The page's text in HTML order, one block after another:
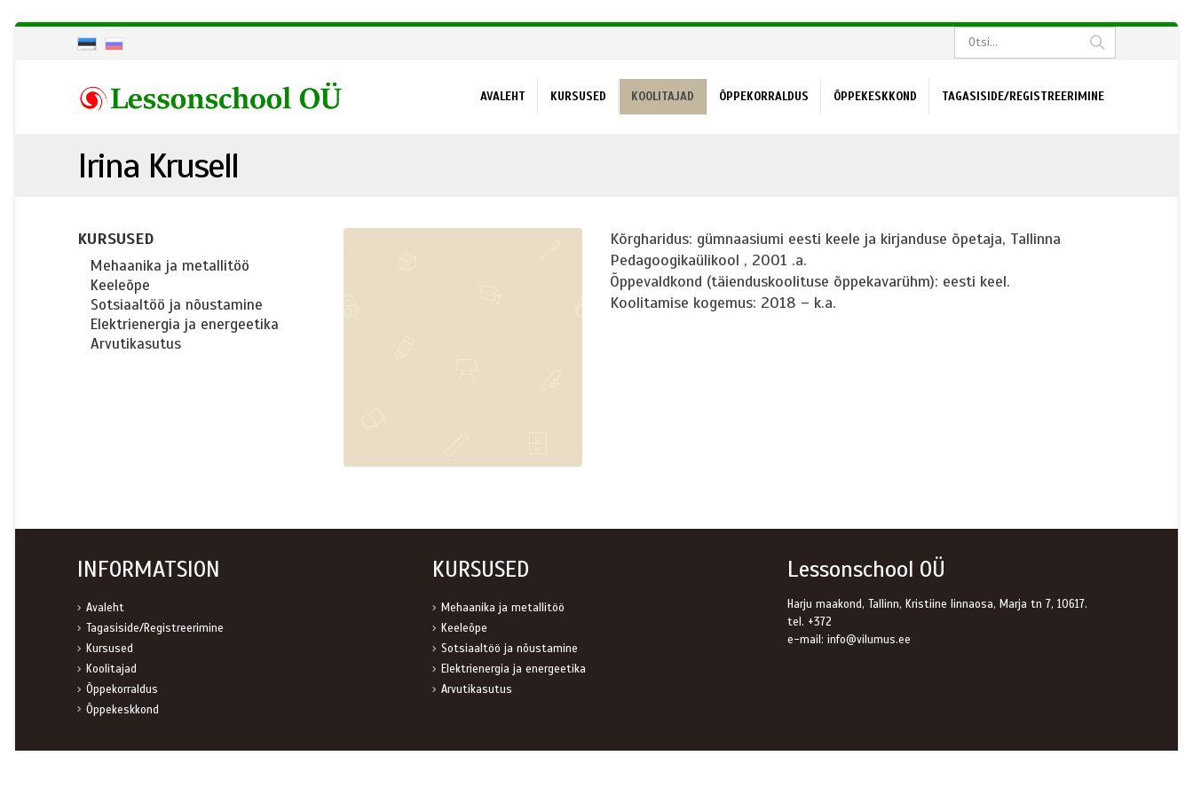
AVALEHT KURSUSED KOOLITAJAD ÕPPEKORRALDUS ÕPPEKESKKOND TAGASISIDE/REGISTREERIMINE
Irina Krusell
Kõrgharidus: gümnaasiumi eesti keele ja kirjanduse õpetaja, Tallinna
Pedagoogikaülikool , 2001 .a.
Õppevaldkond (täienduskoolituse õppekavarühm): eesti keel.
Koolitamise kogemus: 2018 – k.a.
KURSUSED
Mehaanika ja metallitöö
Keeleõpe
Sotsiaaltöö ja nõustamine
Elektrienergia ja energeetika
Arvutikasutus
INFORMATSION
Avaleht
Tagasiside/Registreerimine
Kursused
Koolitajad
Õppekorraldus
Õppekeskkond
KURSUSED
Mehaanika ja metallitöö
Keeleõpe
Sotsiaaltöö ja nõustamine
Elektrienergia ja energeetika
Arvutikasutus
Lessonschool OÜ
Harju maakond, Tallinn, Kristiine linnaosa, Marja tn 7, 10617.
tel. +372
e-mail: info@vilumus.ee